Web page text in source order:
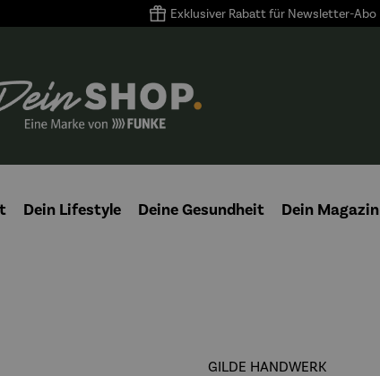
Exklusiver Rabatt für Newsletter-Abo
Dein Lifestyle Deine Gesundheit Dein Magazin
GILDE HANDWERK